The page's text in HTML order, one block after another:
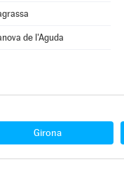
de l'Aguda
Girona